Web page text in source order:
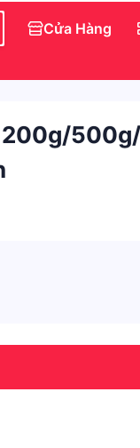
Chính Hãng
Cửa Hàng
200g/